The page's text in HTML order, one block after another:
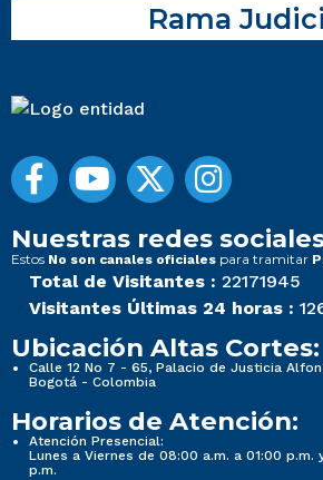
Rama
Nuestras redes
Estos No son canales oficiales para tramitar
Total de Visitantes : 22171945
Visitantes Últimas 24 horas :
Ubicación Altas Cortes:
Calle 12 No 7 - 65, Palacio de Justicia
Bogotá - Colombia
Horarios de Atención:
Atención Presencial:
Lunes a Viernes de 08:00 a.m. a 01:00 p.m.
p.m.